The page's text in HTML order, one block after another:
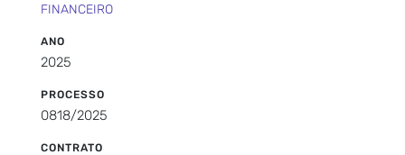
FINANCEIRO
ANO
2025
PROCESSO
0818/2025
CONTRATO